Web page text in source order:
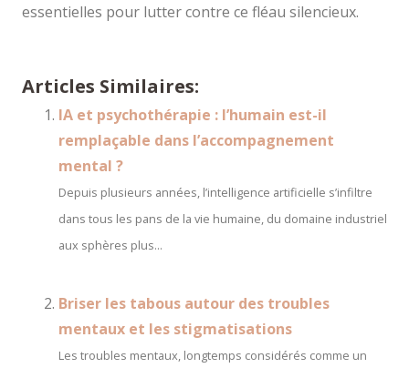
essentielles pour lutter contre ce fléau silencieux.
Articles Similaires:
IA et psychothérapie : l’humain est-il
remplaçable dans l’accompagnement
mental ?
Depuis plusieurs années, l’intelligence artificielle s’infiltre
dans tous les pans de la vie humaine, du domaine industriel
aux sphères plus...
Briser les tabous autour des troubles
mentaux et les stigmatisations
Les troubles mentaux, longtemps considérés comme un